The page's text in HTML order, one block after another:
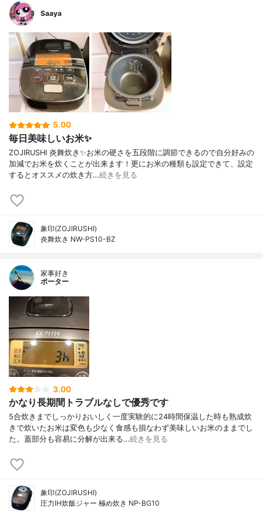
Saaya
5.00
毎日美味しいお米✨
ZOJIRUSHI 炎舞炊き✨お米の硬さを五段階に調節できるので自分好みの
加減でお米を炊くことが出来ます！更にお米の種類も設定できて、設定
するとオススメの炊き方…続きを見る
象印(ZOJIRUSHI)
炎舞炊き NW-PS10-BZ
家事好き
ポーター
3.00
かなり長期間トラブルなしで優秀です
5合炊きまでしっかりおいしく一度実験的に24時間保温した時も熟成炊
きで炊いたお米は変色も少なく食感も損なわず美味しいお米のままでし
た。蓋部分も容易に分解が出来る…続きを見る
象印(ZOJIRUSHI)
圧力IH炊飯ジャー 極め炊き NP-BG10